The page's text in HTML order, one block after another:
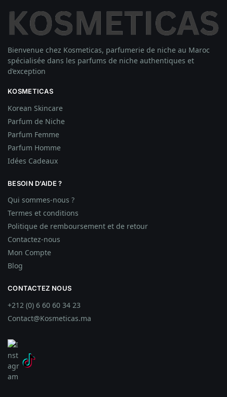
Bienvenue chez Kosmeticas, parfumerie de niche au Maroc
spécialisée dans les parfums de niche authentiques et
d’exception
KOSMETICAS
Korean Skincare
Parfum de Niche
Parfum Femme
Parfum Homme
Idées Cadeaux
BESOIN D’AIDE ?
Qui sommes-nous ?
Termes et conditions
Politique de remboursement et de retour
Contactez-nous
Mon Compte
Blog
CONTACTEZ NOUS
+212 (0) 6 60 60 34 23
Contact@Kosmeticas.ma